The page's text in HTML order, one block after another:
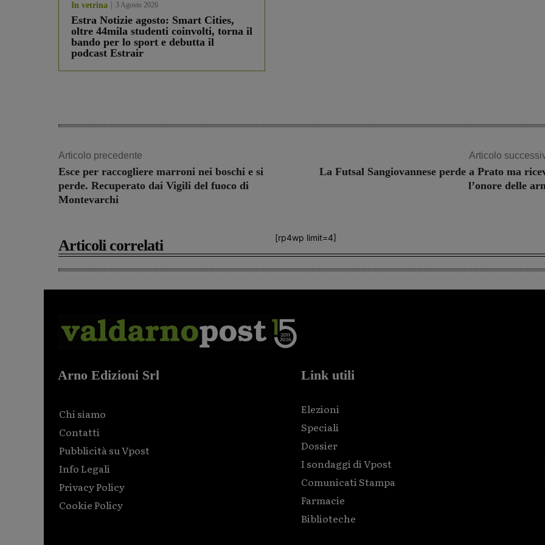
In vetrina 3 Agosto 2026
Estra Notizie agosto: Smart Cities,
oltre 44mila studenti coinvolti, torna il
bando per lo sport e debutta il
podcast Estrair
Articolo precedente
Esce per raccogliere marroni nei boschi e si
perde. Recuperato dai Vigili del fuoco di
Montevarchi
Articolo
La Futsal Sangiovannese perde a Prato ma
l’onore delle
[rp4wp limit=4]
Articoli correlati
Arno Edizioni Srl
Chi siamo
Contatti
Pubblicità su Vpost
Info Legali
Privacy Policy
Cookie Policy
Link utili
Elezioni
Speciali
Dossier
I sondaggi di Vpost
Comunicati Stampa
Farmacie
Biblioteche